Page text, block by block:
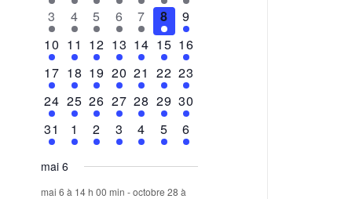
ÉVÈNEMENTS
évènements
évènements
évènements
évènements
évènements
évènements
évènements
4
évènements
3
5
évènements
4
5
évènements
5
5
évènements
6
4
évènements
7
5
évènements
8
4
évènements
9
4
évènements
10 5
évènements
11 6
évènements
12 6
évènements
13 5
évènements
14 5
évènements
15 5
évènements
16
5
évènements
17 6
évènements
18 6
évènements
19 6
évènements
20 6
évènements
21 7
évènements
22 5
évènements
23
5
évènements
24 6
évènements
25 6
évènements
26 6
évènements
27 6
évènements
28 5
évènements
29 4
évènements
30
4
évènements
31
4
évènements
1
4
évènements
2
4
évènements
3
4
évènements
4
4
évènements
5
4
évènements
6
mai 6
mai 6 à 14 h 00 min -octobre 28 à